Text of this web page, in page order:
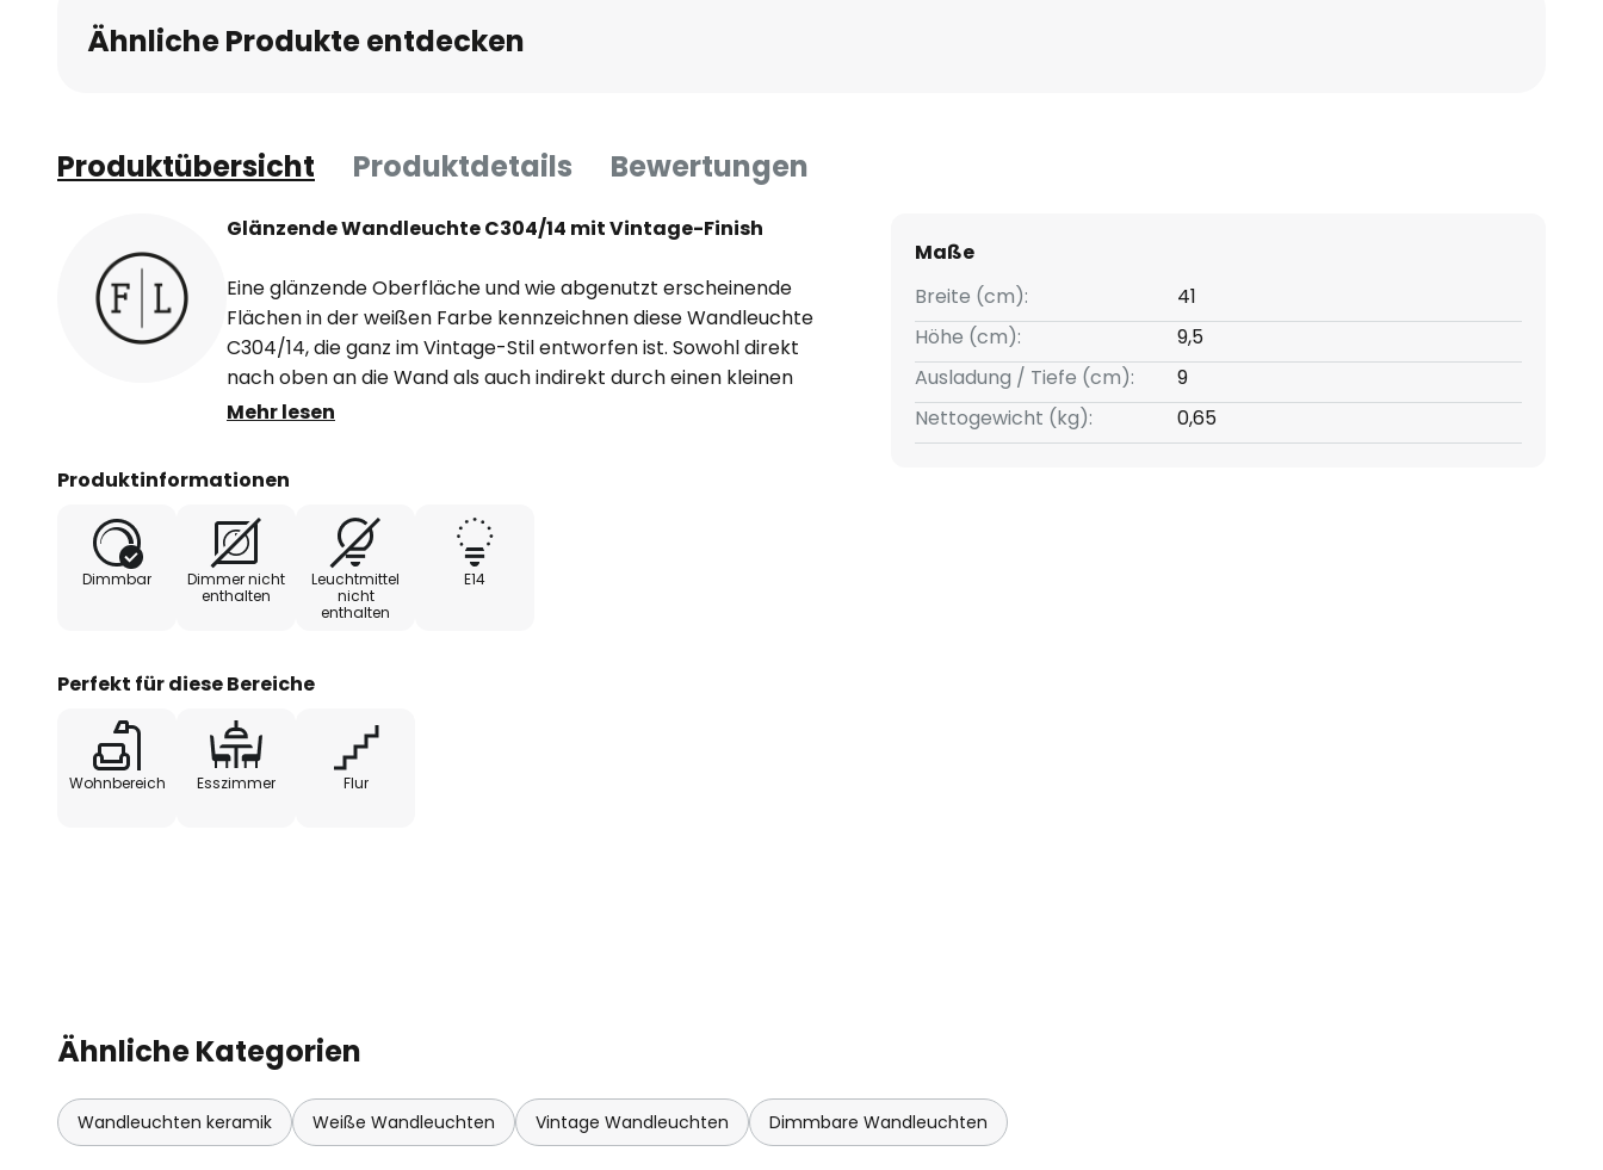
Ähnliche Produkte entdecken
Produktübersicht Produktdetails Bewertungen
Glänzende Wandleuchte C304/14 mit Vintage-Finish
Eine glänzende Oberfläche und wie abgenutzt erscheinende
Flächen in der weißen Farbe kennzeichnen diese Wandleuchte
C304/14, die ganz im Vintage-Stil entworfen ist. Sowohl direkt
nach oben an die Wand als auch indirekt durch einen kleinen
Schlitz an der Lampenunterseite wird das Licht in den Raum
sich C304/14 gut in urbane Einrichtungen und in ein Vintage-
Design mit raffinierten Zeichen alter Zeiten.
Made in Italy.
Mehr lesen
Produktinformationen
Dimmbar
Dimmer nicht
enthalten
Leuchtmittel
nicht
enthalten
E14
Perfekt für diese Bereiche
Wohnbereich Esszimmer Flur
Maße
Breite (cm):
41
Höhe (cm):
9,5
Ausladung / Tiefe (cm):
9
Nettogewicht (kg):
0,65
Ähnliche Kategorien
Wandleuchten keramik Weiße Wandleuchten Vintage Wandleuchten Dimmbare Wandleuchten